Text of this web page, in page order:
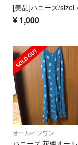
¥ 1,000
オールインワン